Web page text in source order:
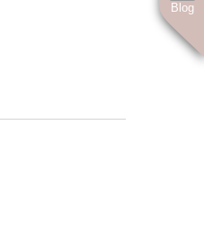
Blog